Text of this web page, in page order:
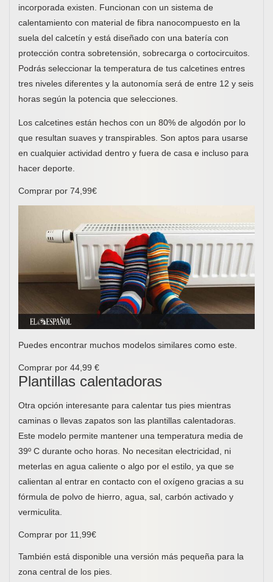
incorporada existen. Funcionan con un sistema de
calentamiento con material de fibra nanocompuesto en la
suela del calcetín y está diseñado con una batería con
protección contra sobretensión, sobrecarga o cortocircuitos.
Podrás seleccionar la temperatura de tus calcetines entres
tres niveles diferentes y la autonomía será de entre 12 y seis
horas según la potencia que selecciones.
Los calcetines están hechos con un 80% de algodón por lo
que resultan suaves y transpirables. Son aptos para usarse
en cualquier actividad dentro y fuera de casa e incluso para
hacer deporte.
Comprar por 74,99€
Puedes encontrar muchos modelos similares como este.
Comprar por 44,99 €
Plantillas calentadoras
Otra opción interesante para calentar tus pies mientras
caminas o llevas zapatos son las plantillas calentadoras.
Este modelo permite mantener una temperatura media de
39º C durante ocho horas. No necesitan electricidad, ni
meterlas en agua caliente o algo por el estilo, ya que se
calientan al entrar en contacto con el oxígeno gracias a su
fórmula de polvo de hierro, agua, sal, carbón activado y
vermiculita.
Comprar por 11,99€
También está disponible una versión más pequeña para la
zona central de los pies.